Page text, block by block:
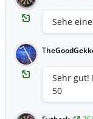
Sehe
Sehr gut!
50